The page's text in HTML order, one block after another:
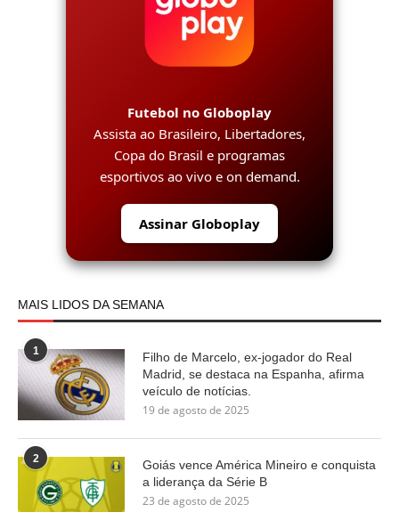
Futebol no Globoplay
Assista ao Brasileiro, Libertadores,
Copa do Brasil e programas
esportivos ao vivo e on demand.
Assinar Globoplay
MAIS LIDOS DA SEMANA
1
Filho de Marcelo, ex-jogador do Real
Madrid, se destaca na Espanha, afirma
veículo de notícias.
19 de agosto de 2025
2
Goiás vence América Mineiro e conquista
a liderança da Série B
23 de agosto de 2025